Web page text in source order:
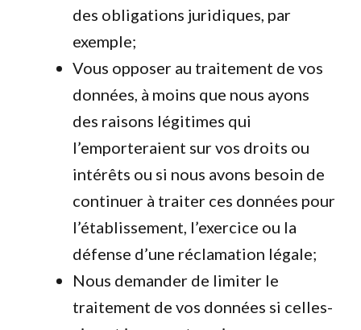
des obligations juridiques, par
exemple;
Vous opposer au traitement de vos
données, à moins que nous ayons
des raisons légitimes qui
l’emporteraient sur vos droits ou
intérêts ou si nous avons besoin de
continuer à traiter ces données pour
l’établissement, l’exercice ou la
défense d’une réclamation légale;
Nous demander de limiter le
traitement de vos données si celles-